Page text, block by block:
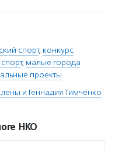
спорт, конкурс
, малые города
проекты
и Геннадия Тимченко
НКО